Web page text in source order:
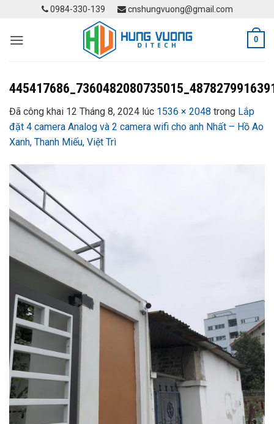
content
0984-330-139 cnshungvuong@gmail.com
0
Đã công khai 12 Tháng 8, 2024 lúc 1536 × 2048 trong Lắp
đặt 4 camera Analog và 2 camera wifi cho anh Nhất – Hồ Ao
Xanh, Thanh Miếu, Việt Trì